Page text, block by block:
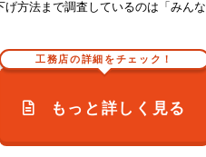
方法まで調査しているのは「みんな
工務店の詳細をチェック！
もっと詳しく見る